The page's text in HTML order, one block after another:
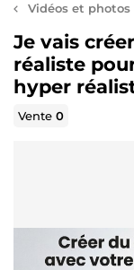
Vidéos et photos
Je vais
réaliste
hyper
Vente0